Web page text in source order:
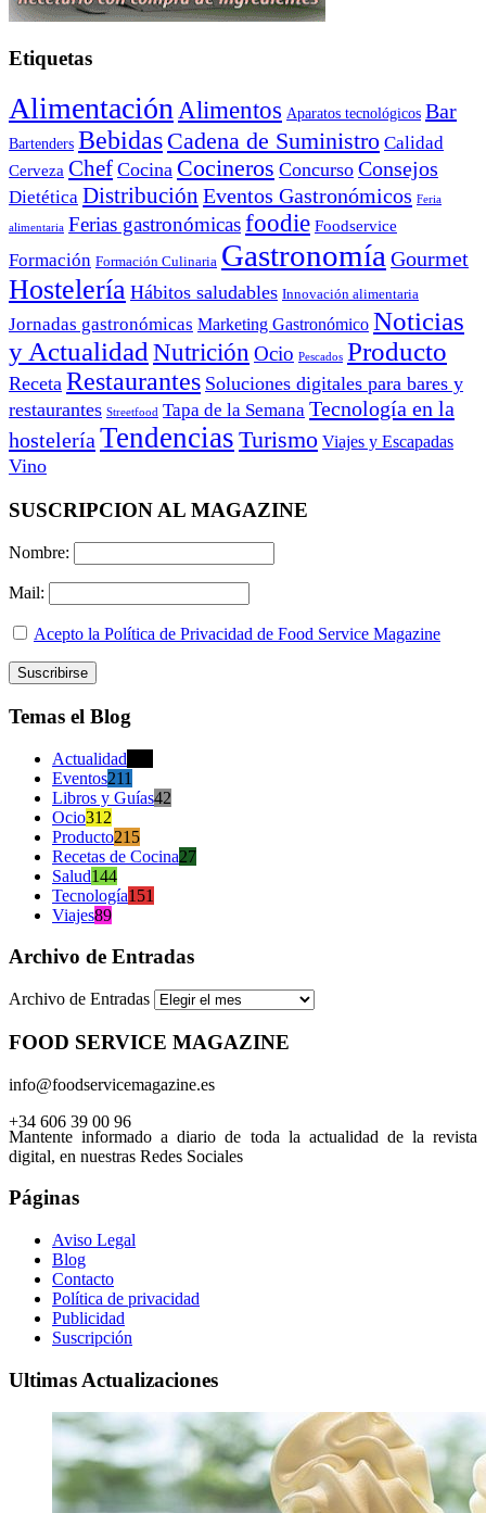
Etiquetas
Alimentación Alimentos Aparatos tecnológicos Bar
Bartenders Bebidas Cadena de Suministro Calidad
Cerveza Chef Cocina Cocineros Concurso Consejos
Dietética Distribución Eventos Gastronómicos Feria
alimentaria Ferias gastronómicasfoodie Foodservice
Formación Formación Culinaria Gastronomía Gourmet
Hostelería Hábitos saludables Innovación alimentaria
Jornadas gastronómicas Marketing Gastronómico Noticias
y Actualidad Nutrición Ocio Pescados Producto
Receta Restaurantes Soluciones digitales para bares y
restaurantes Streetfood Tapa de la Semana Tecnología en la
hostelería Tendencias Turismo Viajes y Escapadas
Vino
SUSCRIPCION AL MAGAZINE
Nombre:
Mail:
Acepto la Política de Privacidad de Food Service Magazine
Temas el Blog
Actualidad
Eventos211
Libros y Guías42
Ocio312
Producto215
Recetas de Cocina27
Salud144
Tecnología151
Viajes89
Archivo de Entradas
Archivo de Entradas
FOOD SERVICE MAGAZINE
info@foodservicemagazine.es
+34 606 39 00 96
Mantente informado a diario de toda la actualidad de la revista
digital, en nuestras Redes Sociales
Páginas
Aviso Legal
Blog
Contacto
Política de privacidad
Publicidad
Suscripción
Ultimas Actualizaciones